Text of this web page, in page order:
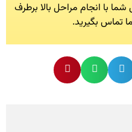
با انجام مراحل بالا برطرف
تماس بگیرید.